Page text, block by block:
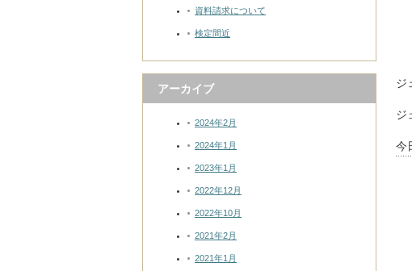
ジ
ジ
今
資料請求について
検定間近
アーカイブ
2024年2月
2024年1月
2023年1月
2022年12月
2022年10月
2021年2月
2021年1月